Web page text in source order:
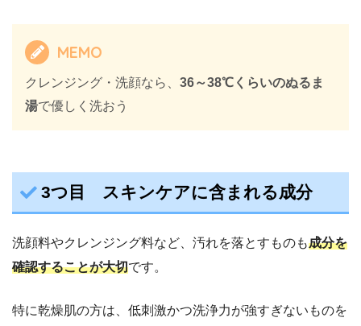
MEMO
クレンジング・洗顔なら、 36～38℃くらいのぬるま
湯で優しく洗おう
3つ目 スキンケアに含まれる成分
洗顔料やクレンジング料など、汚れを落とすものも成分を
確認することが大切です。
特に乾燥肌の方は、低刺激かつ洗浄力が強すぎないものを